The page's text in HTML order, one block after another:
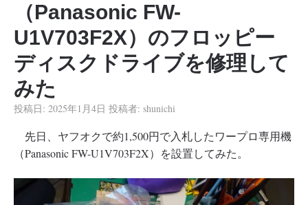
（Panasonic FW-
U1V703F2X）のフロッピー
ディスクドライブを修理して
みた
投稿日: 2025年1月4日 投稿者: shunichi
先日、ヤフオクで約1,500円で入札したワープロ専用機
（Panasonic FW-U1V703F2X）を設置してみた。